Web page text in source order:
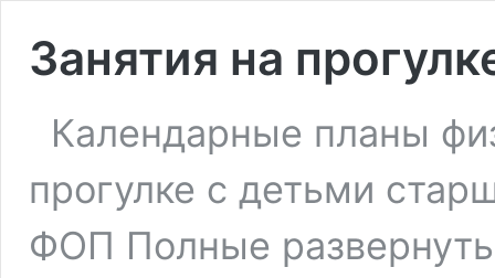
Занятия на
Календарные планы
прогулке с детьми
ФОП Полные